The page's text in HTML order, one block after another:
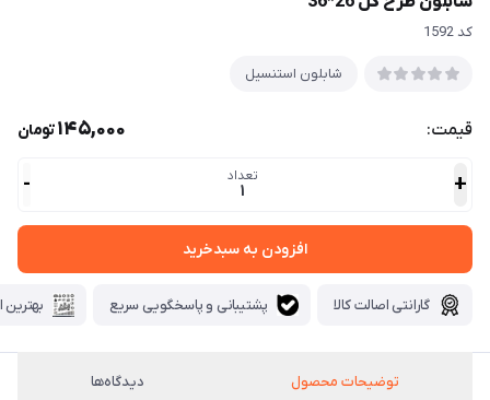
كد 1592
شابلون استنسیل
قیمت: 145,000تومان
+ تعداد
1
-
افزودن به سبدخرید
گارانتی اصالت کالا پشتیبانی و پاسخگویی سریع بهترین
توضیحات محصول دیدگاه‌ها